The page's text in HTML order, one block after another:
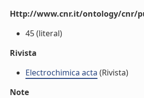
Http://www.cnr.it/ontology/cnr/
45 (literal)
Rivista
Electrochimica acta (Rivista)
Note